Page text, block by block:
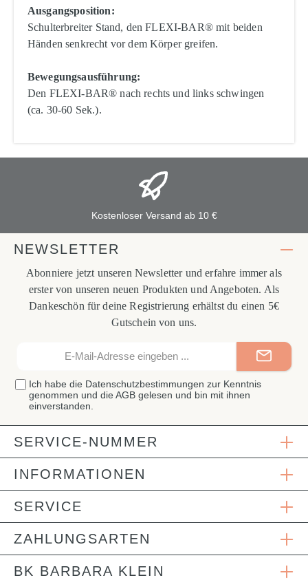
Ausgangsposition:
Schulterbreiter Stand, den FLEXI-BAR® mit beiden
Händen senkrecht vor dem Körper greifen.
Bewegungsausführung:
Den FLEXI-BAR® nach rechts und links schwingen
(ca. 30-60 Sek.).
Kostenloser Versand ab 10 €
NEWSLETTER
Abonniere jetzt unseren Newsletter und erfahre immer als
erster von unseren neuen Produkten und Angeboten. Als
Dankeschön für deine Registrierung erhältst du einen 5€
Gutschein von uns.
Mail-
Ich habe die Datenschutzbestimmungen zur Kenntnis
genommen und dieAGB gelesen und bin mit ihnen
einverstanden.
SERVICE-NUMMER
INFORMATIONEN
SERVICE
ZAHLUNGSARTEN
BK BARBARA KLEIN